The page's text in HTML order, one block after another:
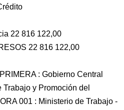
22 816 122,00
22 816 122,00
: Gobierno Central
y Promoción del
001 : Ministerio de Trabajo -